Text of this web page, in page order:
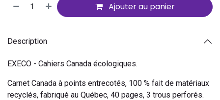
Ajouter au panier
Description
EXECO - Cahiers Canada écologiques.
Carnet Canada à points entrecotés, 100 % fait de matériaux
recyclés, fabriqué au Québec, 40 pages, 3 trous perforés.